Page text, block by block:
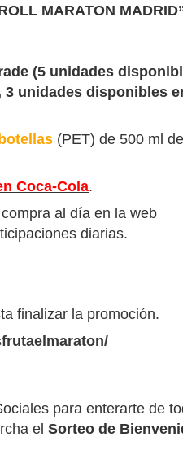
MARATON
(5 unidades
unidades disponibles
(PET) de 500 ml
Coca-Cola.
al día en la web
diarias.
finalizar la promoción.
para enterarte de
el Sorteo de